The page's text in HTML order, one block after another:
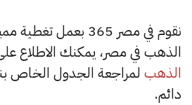
نقوم في مصر 365 بعمل
الذهب في مصر، يمكنك الاطلاع
الذهب لمراجعة الجدول الخاص
دائم.